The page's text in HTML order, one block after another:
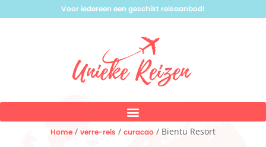
Voor iedereen een geschikt reisaanbod!
Home / verre-reis / curacao / Bientu Resort